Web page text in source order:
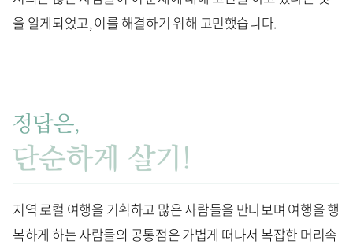
을 알게되었고, 이를 해결하기 위해 고민했습니다.
지역 로컬 여행을 기획하고 많은 사람들을 만나보며 여행을 행
복하게 하는 사람들의 공통점은 가볍게 떠나서 복잡한 머리속